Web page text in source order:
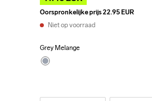
Oorspronkelijke prijs22.95 EUR
Niet op voorraad
Grey Melange